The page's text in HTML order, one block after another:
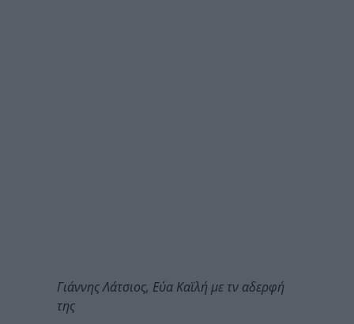
Γιάννης Λάτσιος, Εύα Καϊλή με τν αδερφή
της